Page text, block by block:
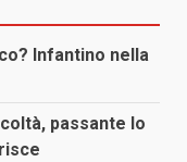
Infantino nella
passante lo